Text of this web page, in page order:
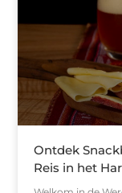
Ontdek
Reis in het